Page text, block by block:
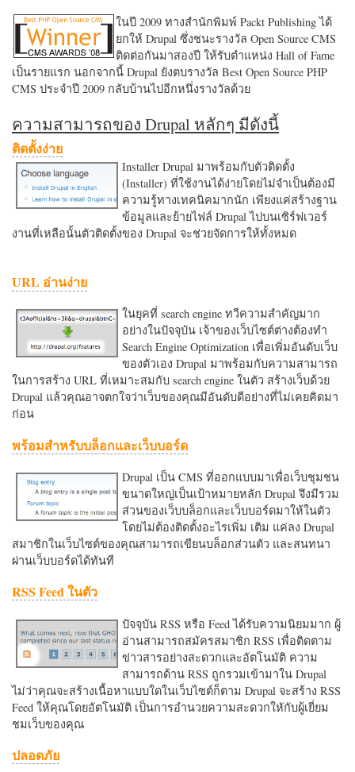
ในปี 2009 ทางสำนักพิมพ์ Packt Publishing ได้
ยกให้ Drupal ซึ่งชนะรางวัล Open Source CMS
ติดต่อกันมาสองปี ให้รับตำแหน่ง Hall of Fame
เป็นรายแรก นอกจากนี้ Drupal ยังตบรางวัล Best Open Source PHP
CMS ประจำปี 2009 กลับบ้านไปอีกหนึ่งรางวัลด้วย
ความสามารถของ Drupal หลักๆ มีดังนี้
ติดตั้งง่าย
Installer Drupal มาพร้อมกับตัวติดตั้ง
(Installer) ที่ใช้งานได้ง่ายโดยไม่จำเป็นต้องมี
ความรู้ทางเทคนิคมากนัก เพียงแค่สร้างฐาน
ข้อมูลและย้ายไฟล์ Drupal ไปบนเซิร์ฟเวอร์
งานที่เหลือนั้นตัวติดตั้งของ Drupal จะช่วยจัดการให้ทั้งหมด
URL อ่านง่าย
ในยุคที่ search engine ทวีความสำคัญมาก
อย่างในปัจจุบัน เจ้าของเว็บไซต์ต่างต้องทำ
Search Engine Optimization เพื่อเพิ่มอันดับเว็บ
ของตัวเอง Drupal มาพร้อมกับความสามารถ
ในการสร้าง URL ที่เหมาะสมกับ search engine ในตัว สร้างเว็บด้วย
Drupal แล้วคุณอาจตกใจว่าเว็บของคุณมีอันดับดีอย่างที่ไม่เคยคิดมา
ก่อน
พร้อมสำหรับบล็อกและเว็บบอร์ด
Drupal เป็น CMS ที่ออกแบบมาเพื่อเว็บชุมชน
ขนาดใหญ่เป็นเป้าหมายหลัก Drupal จึงมีรวม
ส่วนของเว็บบล็อกและเว็บบอร์ดมาให้ในตัว
โดยไม่ต้องติดตั้งอะไรเพิ่ม เติม แค่ลง Drupal
สมาชิกในเว็บไซต์ของคุณสามารถเขียนบล็อกส่วนตัว และสนทนา
ผ่านเว็บบอร์ดได้ทันที
RSS Feed ในตัว
ปัจจุบัน RSS หรือ Feed ได้รับความนิยมมาก ผู้
อ่านสามารถสมัครสมาชิก RSS เพื่อติดตาม
ข่าวสารอย่างสะดวกและอัตโนมัติ ความ
สามารถด้าน RSS ถูกรวมเข้ามาใน Drupal
ไม่ว่าคุณจะสร้างเนื้อหาแบบใดในเว็บไซต์ก็ตาม Drupal จะสร้าง RSS
Feed ให้คุณโดยอัตโนมัติ เป็นการอำนวยความสะดวกใหักับผู้เยี่ยม
ชมเว็บของคุณ
ปลอดภัย